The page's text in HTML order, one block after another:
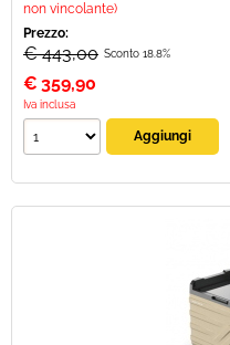
non vincolante)
Prezzo:
€ 443,00 Sconto 18.8%
€ 359,90
Iva inclusa